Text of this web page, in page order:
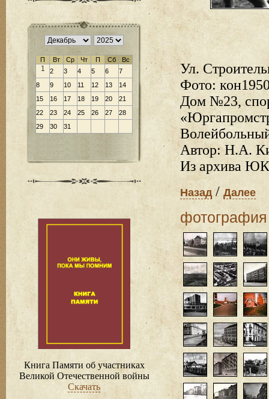
П Вт Ср Чт П Сб Вс
1 2 3 4 5 6
7
8
9 10 11 12 13
14
15
16 17 18 19 20
21
22
23 24 25 26 27
28
29
30 31
Книга Памяти об участниках
Великой Отечественной войны
Скачать
Ул.
Фото:
Дом №23,
Автор: Н.А.
Из архива
Назад / Далее
фотография